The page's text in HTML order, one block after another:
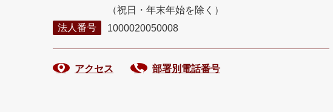
（祝日・年末年始を除く）
法人番号
1000020050008
アクセス 部署別電話番号